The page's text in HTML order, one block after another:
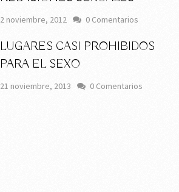
2 noviembre, 2012 0 Comentarios
LUGARES CASI PROHIBIDOS
PARA EL SEXO
21 noviembre, 2013 0 Comentarios